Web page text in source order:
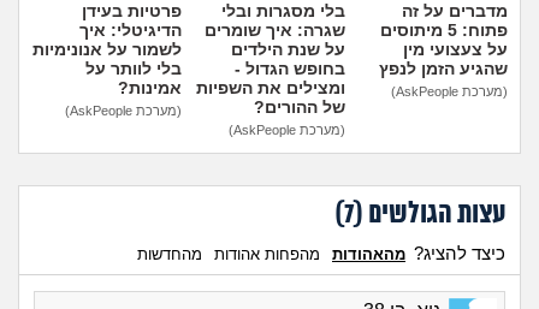
מדברים על זה
פתוח: 5 מיתוסים
על צעצועי מין
שהגיע הזמן לנפץ
(מערכת AskPeople)
בלי מסגרות ובלי
שגרה: איך שומרים
על שנת הילדים
בחופש הגדול -
ומצילים את השפיות
של ההורים?
(מערכת AskPeople)
פרטיות בעידן
הדיגיטלי: איך
לשמור על אנונימיות
בלי לוותר על
אמינות?
(מערכת AskPeople)
עצות הגולשים (7
)
כיצד להציג? מהאהודות מהפחות אהודות מהחדשות